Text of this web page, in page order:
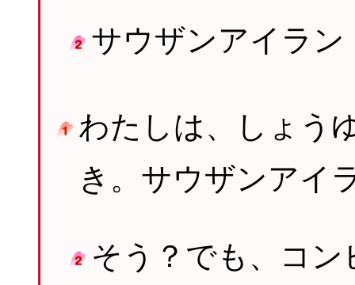
サウザンアイラ
わたしは、しょう
き。サウザンアイ
そう？でも、コ